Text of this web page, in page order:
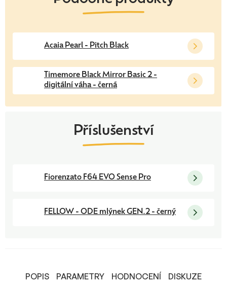
Fiorenzato F64 EVO Sense Pro
FELLOW - ODE mlýnek GEN.2 - černý
Acaia Pearl - Pitch Black
Timemore Black Mirror Basic 2 -
digitální váha - černá
POPIS PARAMETRY HODNOCENÍ DISKUZE